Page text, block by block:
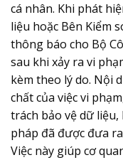
cá nhân. Khi phát
liệu hoặc Bên Kiểm
thông báo cho Bộ
sau khi xảy ra vi
kèm theo lý do. Nội
chất của việc vi
trách bảo vệ dữ liệu,
pháp đã được đưa
Việc này giúp cơ